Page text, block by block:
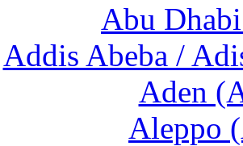
Abu
Addis Abeba /
Aden
Aleppo